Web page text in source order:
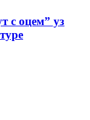
с оцемˮ уз